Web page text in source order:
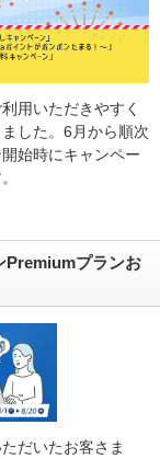
用いただきやすく
した。6月から順次
始時にキャンペー
Premiumプランお
だいたお客さま